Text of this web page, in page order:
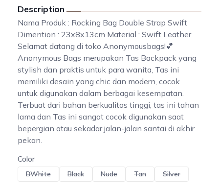
Description
Nama Produk : Rocking Bag Double Strap Swift
Dimention : 23x8x13cm Material : Swift Leather
Selamat datang di toko Anonymousbags!💕
Anonymous Bags merupakan Tas Backpack yang
stylish dan praktis untuk para wanita, Tas ini
memiliki desain yang chic dan modern, cocok
untuk digunakan dalam berbagai kesempatan.
Terbuat dari bahan berkualitas tinggi, tas ini tahan
lama dan Tas ini sangat cocok digunakan saat
bepergian atau sekadar jalan-jalan santai di akhir
pekan.
Color
BWhite Black Nude Tan Silver